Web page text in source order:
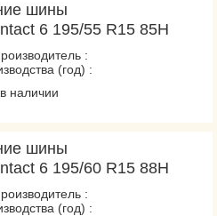
шины
6 195/55 R15 85H
:
(год) :
наличии
шины
6 195/60 R15 88H
:
(год) :